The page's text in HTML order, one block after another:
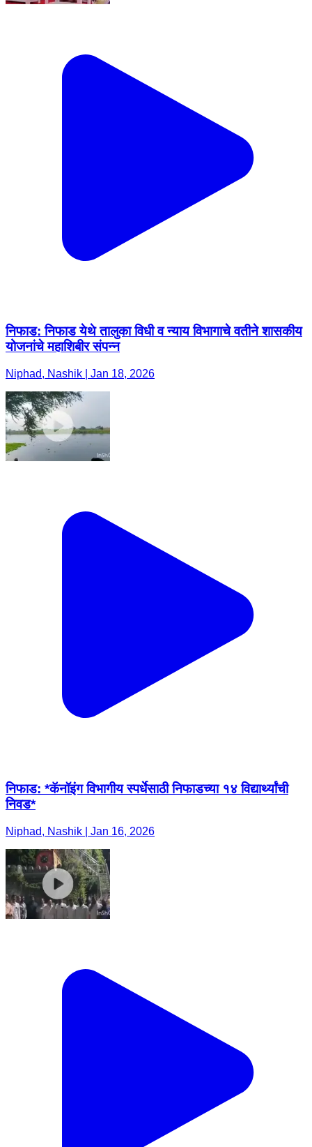
निफाड: निफाड येथे तालुका विधी व न्याय विभागाचे वतीने शासकीय
योजनांचे महाशिबीर संपन्न
Niphad, Nashik | Jan 18, 2026
निफाड: *कॅनॉइंग विभागीय स्पर्धेसाठी निफाडच्या १४ विद्यार्थ्यांची
निवड*
Niphad, Nashik | Jan 16, 2026